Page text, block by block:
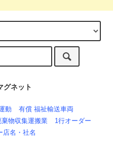
グネット
動
有償 福祉輸送車両
棄物収集運搬業
1行オーダー
店名・社名